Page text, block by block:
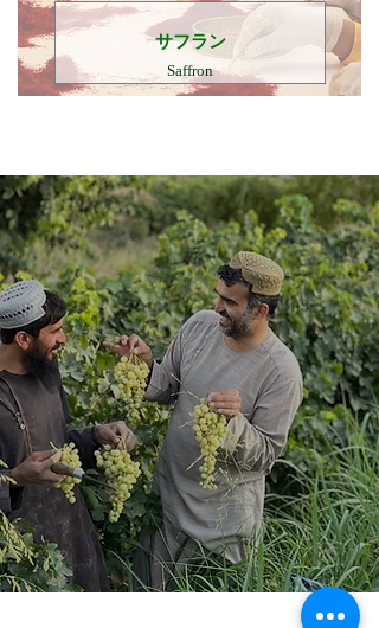
​サフラン
Saffron